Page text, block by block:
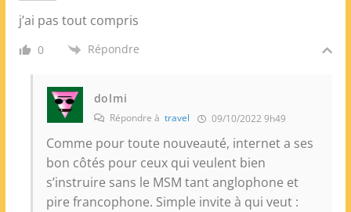
j’ai pas tout compris
0 Répondre
dolmi
Répondre à travel 09/10/2022 9h49
Comme pour toute nouveauté, internet a ses
bon côtés pour ceux qui veulent bien
s’instruire sans le MSM tant anglophone et
pire francophone. Simple invite à qui veut :